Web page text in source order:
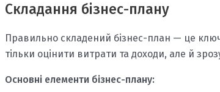
Складання бізнес-плану
Правильно складений бізнес-план — це
тільки оцінити витрати та доходи, але й
Основні елементи бізнес-плану: